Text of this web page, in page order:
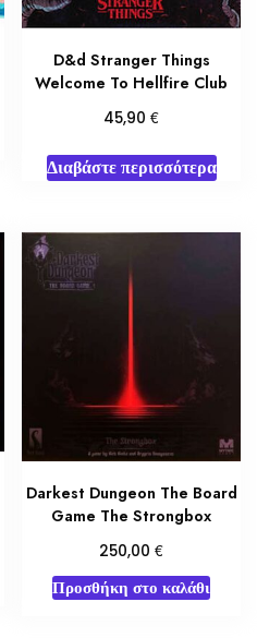
D&d Stranger Things
Welcome To Hellfire Club
45,90€
Διαβάστε περισσότερα
Darkest Dungeon The Board
Game The Strongbox
250,00€
Προσθήκη στο καλάθι